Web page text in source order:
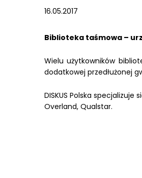
16.05.2017
Biblioteka taśmowa –
Wielu użytkowników
dodatkowej przedłużonej
DISKUS Polska
Overland, Qualstar.